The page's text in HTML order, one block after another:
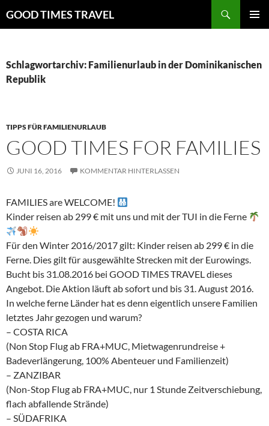
Inhalt
GOOD TIMES TRAVEL
Schlagwortarchiv: Familienurlaub in der Dominikanischen
Republik
TIPPS FÜR FAMILIENURLAUB
GOOD TIMES FOR FAMILIES
JUNI 16, 2016 KOMMENTAR HINTERLASSEN
FAMILIES are WELCOME!
Kinder reisen ab 299 € mit uns und mit der TUI in die Ferne
Für den Winter 2016/2017 gilt: Kinder reisen ab 299 € in die
Ferne. Dies gilt für ausgewählte Strecken mit der Eurowings.
Bucht bis 31.08.2016 bei GOOD TIMES TRAVEL dieses
Angebot. Die Aktion läuft ab sofort und bis 31. August 2016.
In welche ferne Länder hat es denn eigentlich unsere Familien
letztes Jahr gezogen und warum?
– COSTA RICA
(Non Stop Flug ab FRA+MUC, Mietwagenrundreise +
Badeverlängerung, 100% Abenteuer und Familienzeit)
– ZANZIBAR
(Non-Stop Flug ab FRA+MUC, nur 1 Stunde Zeitverschiebung,
flach abfallende Strände)
– SÜDAFRIKA